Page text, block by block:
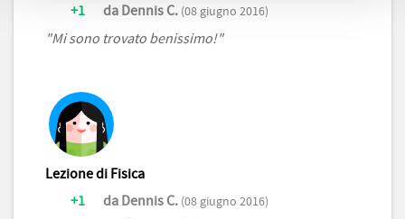
+1
da Dennis C. (08 giugno 2016)
"Mi sono trovato benissimo!"
Lezione di Fisica
+1
da Dennis C. (08 giugno 2016)